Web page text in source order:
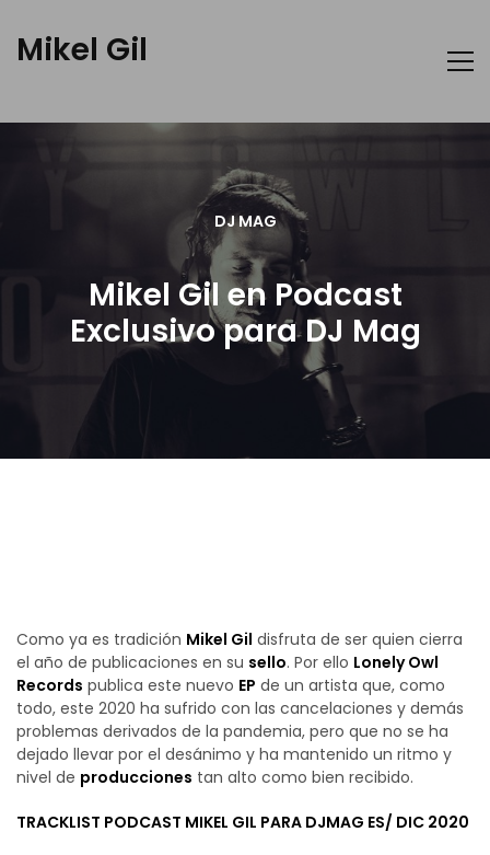
Mikel Gil
DJ MAG
Mikel Gil en Podcast
Exclusivo para DJ Mag
Como ya es tradición Mikel Gil disfruta de ser quien cierra
el año de publicaciones en su sello. Por ello Lonely Owl
Records publica este nuevo EP de un artista que, como
todo, este 2020 ha sufrido con las cancelaciones y demás
problemas derivados de la pandemia, pero que no se ha
dejado llevar por el desánimo y ha mantenido un ritmo y
nivel de producciones tan alto como bien recibido.
TRACKLIST PODCAST MIKEL GIL PARA DJMAG ES/ DIC 2020